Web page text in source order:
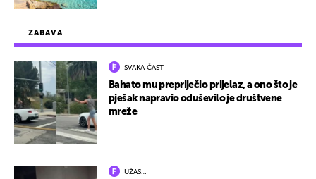
ZABAVA
SVAKA ČAST
Bahato mu prepriječio prijelaz, a ono što je
pješak napravio oduševilo je društvene
mreže
UŽAS…